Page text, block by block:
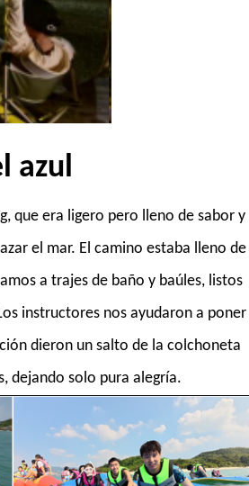
azul
que era ligero pero lleno de sabor y
el mar. El camino estaba lleno de
a trajes de baño y baúles, listos
instructores nos ayudaron a poner
dieron un salto de la colchoneta
dejando solo pura alegría.